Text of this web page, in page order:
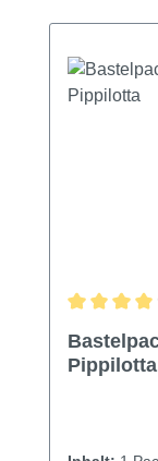
Pippilotta